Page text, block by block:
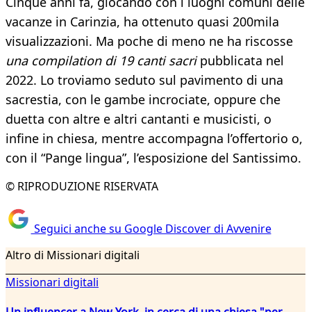
vacanze in Carinzia, ha ottenuto quasi 200mila
visualizzazioni. Ma poche di meno ne ha riscosse
una compilation di 19 canti sacripubblicata nel
2022. Lo troviamo seduto sul pavimento di una
sacrestia, con le gambe incrociate, oppure che
duetta con altre e altri cantanti e musicisti, o
infine in chiesa, mentre accompagna l’offertorio o,
con il “Pange lingua”, l’esposizione del Santissimo.
© RIPRODUZIONE RISERVATA
Seguici anche su Google Discover di Avvenire
Altro di Missionari digitali
Missionari digitali